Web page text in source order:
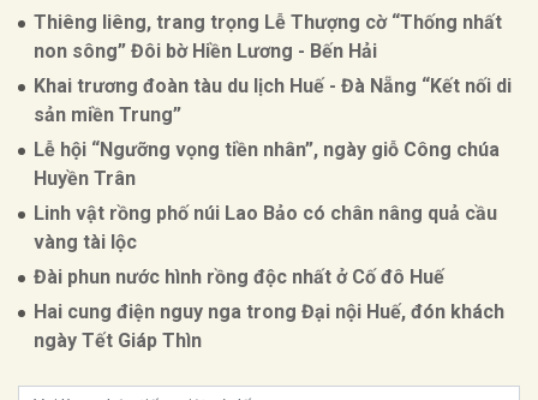
Thiêng liêng, trang trọng Lễ Thượng cờ “Thống nhất
non sông” Đôi bờ Hiền Lương - Bến Hải
Khai trương đoàn tàu du lịch Huế - Đà Nẵng “Kết nối di
sản miền Trung”
Lễ hội “Ngưỡng vọng tiền nhân”, ngày giỗ Công chúa
Huyền Trân
Linh vật rồng phố núi Lao Bảo có chân nâng quả cầu
vàng tài lộc
Đài phun nước hình rồng độc nhất ở Cố đô Huế
Hai cung điện nguy nga trong Đại nội Huế, đón khách
ngày Tết Giáp Thìn